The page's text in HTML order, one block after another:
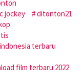
jockey
ditonton21
terbaru
film terbaru 2022